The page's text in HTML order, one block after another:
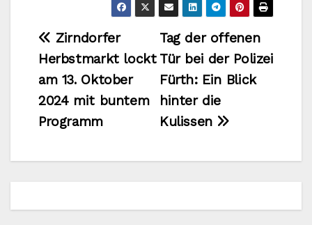
Beitragsnavigation
Tag der offenen
Tür bei der Polizei
Fürth: Ein Blick
hinter die
Kulissen
Zirndorfer
Herbstmarkt lockt
am 13. Oktober
2024 mit buntem
Programm